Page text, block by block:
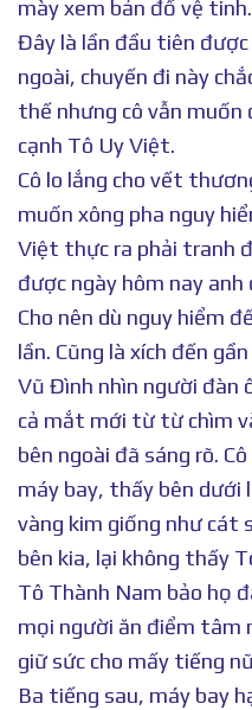
mày xem bản đồ vệ tinh.
Đây là lần đầu tiên
ngoài, chuyến đi này
thế nhưng cô vẫn muốn
cạnh Tô Uy Việt.
Cô lo lắng cho vết
muốn xông pha nguy
Việt thực ra phải tranh
được ngày hôm nay
Cho nên dù nguy hiểm
lần. Cũng là xích đến
Vũ Đình nhìn người đàn
cả mắt mới từ từ chìm
bên ngoài đã sáng rõ.
máy bay, thấy bên
vàng kim giống như cát
bên kia, lại không thấy
Tô Thành Nam bảo họ
mọi người ăn điểm tâm
giữ sức cho mấy tiếng
Ba tiếng sau, máy bay